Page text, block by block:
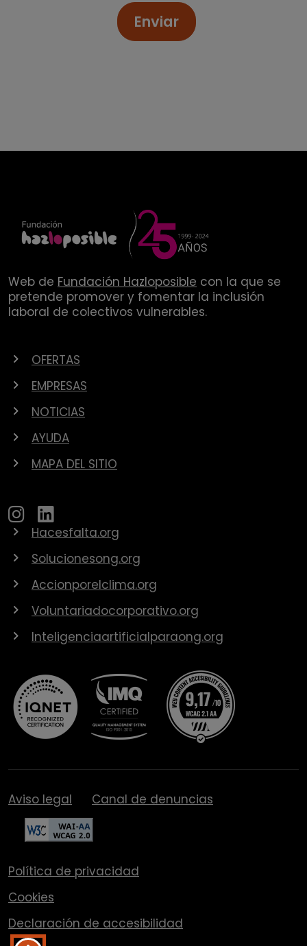
Enviar
Web de Fundación Hazloposible con la que se
pretende promover y fomentar la inclusión
laboral de colectivos vulnerables.
OFERTAS
EMPRESAS
NOTICIAS
AYUDA
MAPA DEL SITIO
Hacesfalta.org
Solucionesong.org
Accionporelclima.org
Voluntariadocorporativo.org
Inteligenciaartificialparaong.org
Aviso legal Canal de denuncias
Política de privacidad
Cookies
Declaración de accesibilidad